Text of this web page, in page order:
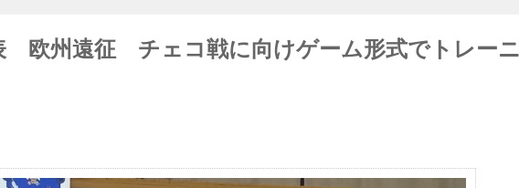
欧州遠征 チェコ戦に向けゲーム形式でトレーニ